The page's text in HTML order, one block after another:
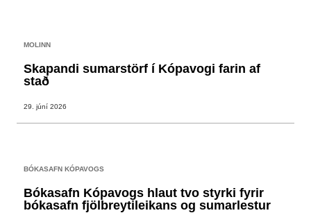
MOLINN
Skapandi sumarstörf í Kópavogi farin af
stað
29. júní 2026
BÓKASAFN KÓPAVOGS
Bókasafn Kópavogs hlaut tvo styrki fyrir
bókasafn fjölbreytileikans og sumarlestur